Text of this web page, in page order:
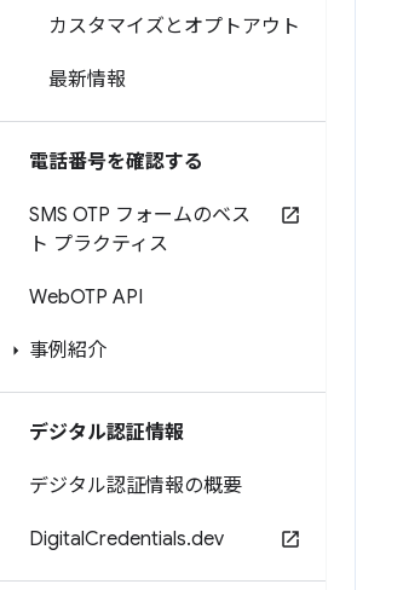
カスタマイズとオプトアウト
最新情報
電話番号を確認する
SMS OTP フォームのベス
ト プラクティス
WebOTP API
事例紹介
デジタル認証情報
デジタル認証情報の概要
DigitalCredentials.dev